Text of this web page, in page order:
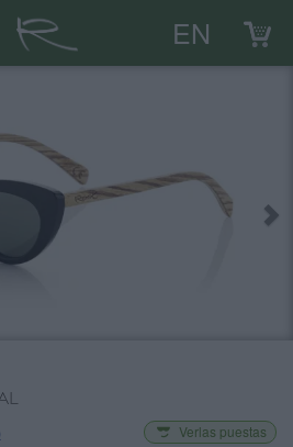
EN
Verlas puestas